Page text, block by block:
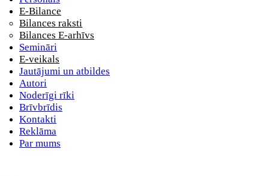
E-Bilance
Bilances raksti
Bilances E-arhīvs
Semināri
E-veikals
Jautājumi un atbildes
Autori
Noderīgi rīki
Brīvbrīdis
Kontakti
Reklāma
Par mums